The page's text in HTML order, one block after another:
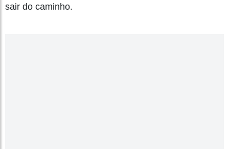
sair do caminho.